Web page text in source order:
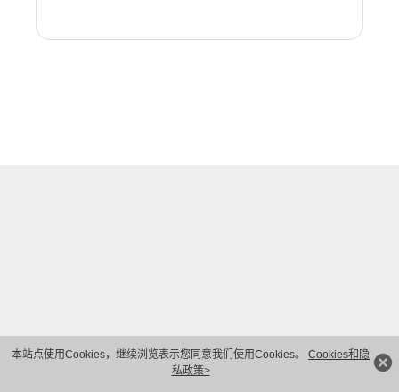
本站点使用Cookies，继续浏览表示您同意我们使用Cookies。 Cookies和隐
私政策>